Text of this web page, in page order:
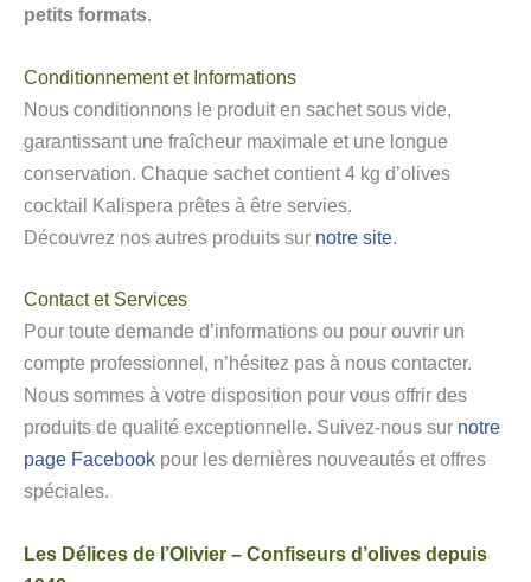
petits formats.
Conditionnement et Informations
Nous conditionnons le produit en sachet sous vide,
garantissant une fraîcheur maximale et une longue
conservation. Chaque sachet contient 4 kg d’olives
cocktail Kalispera prêtes à être servies.
Découvrez nos autres produits sur notre site.
Contact et Services
Pour toute demande d’informations ou pour ouvrir un
compte professionnel, n’hésitez pas à nous contacter.
Nous sommes à votre disposition pour vous offrir des
produits de qualité exceptionnelle. Suivez-nous sur notre
page Facebook pour les dernières nouveautés et offres
spéciales.
Les Délices de l’Olivier – Confiseurs d’olives depuis